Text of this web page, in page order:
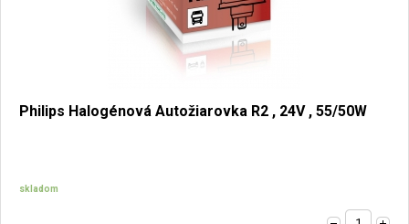
Philips Halogénová Autožiarovka R2 , 24V , 55/50W
skladom